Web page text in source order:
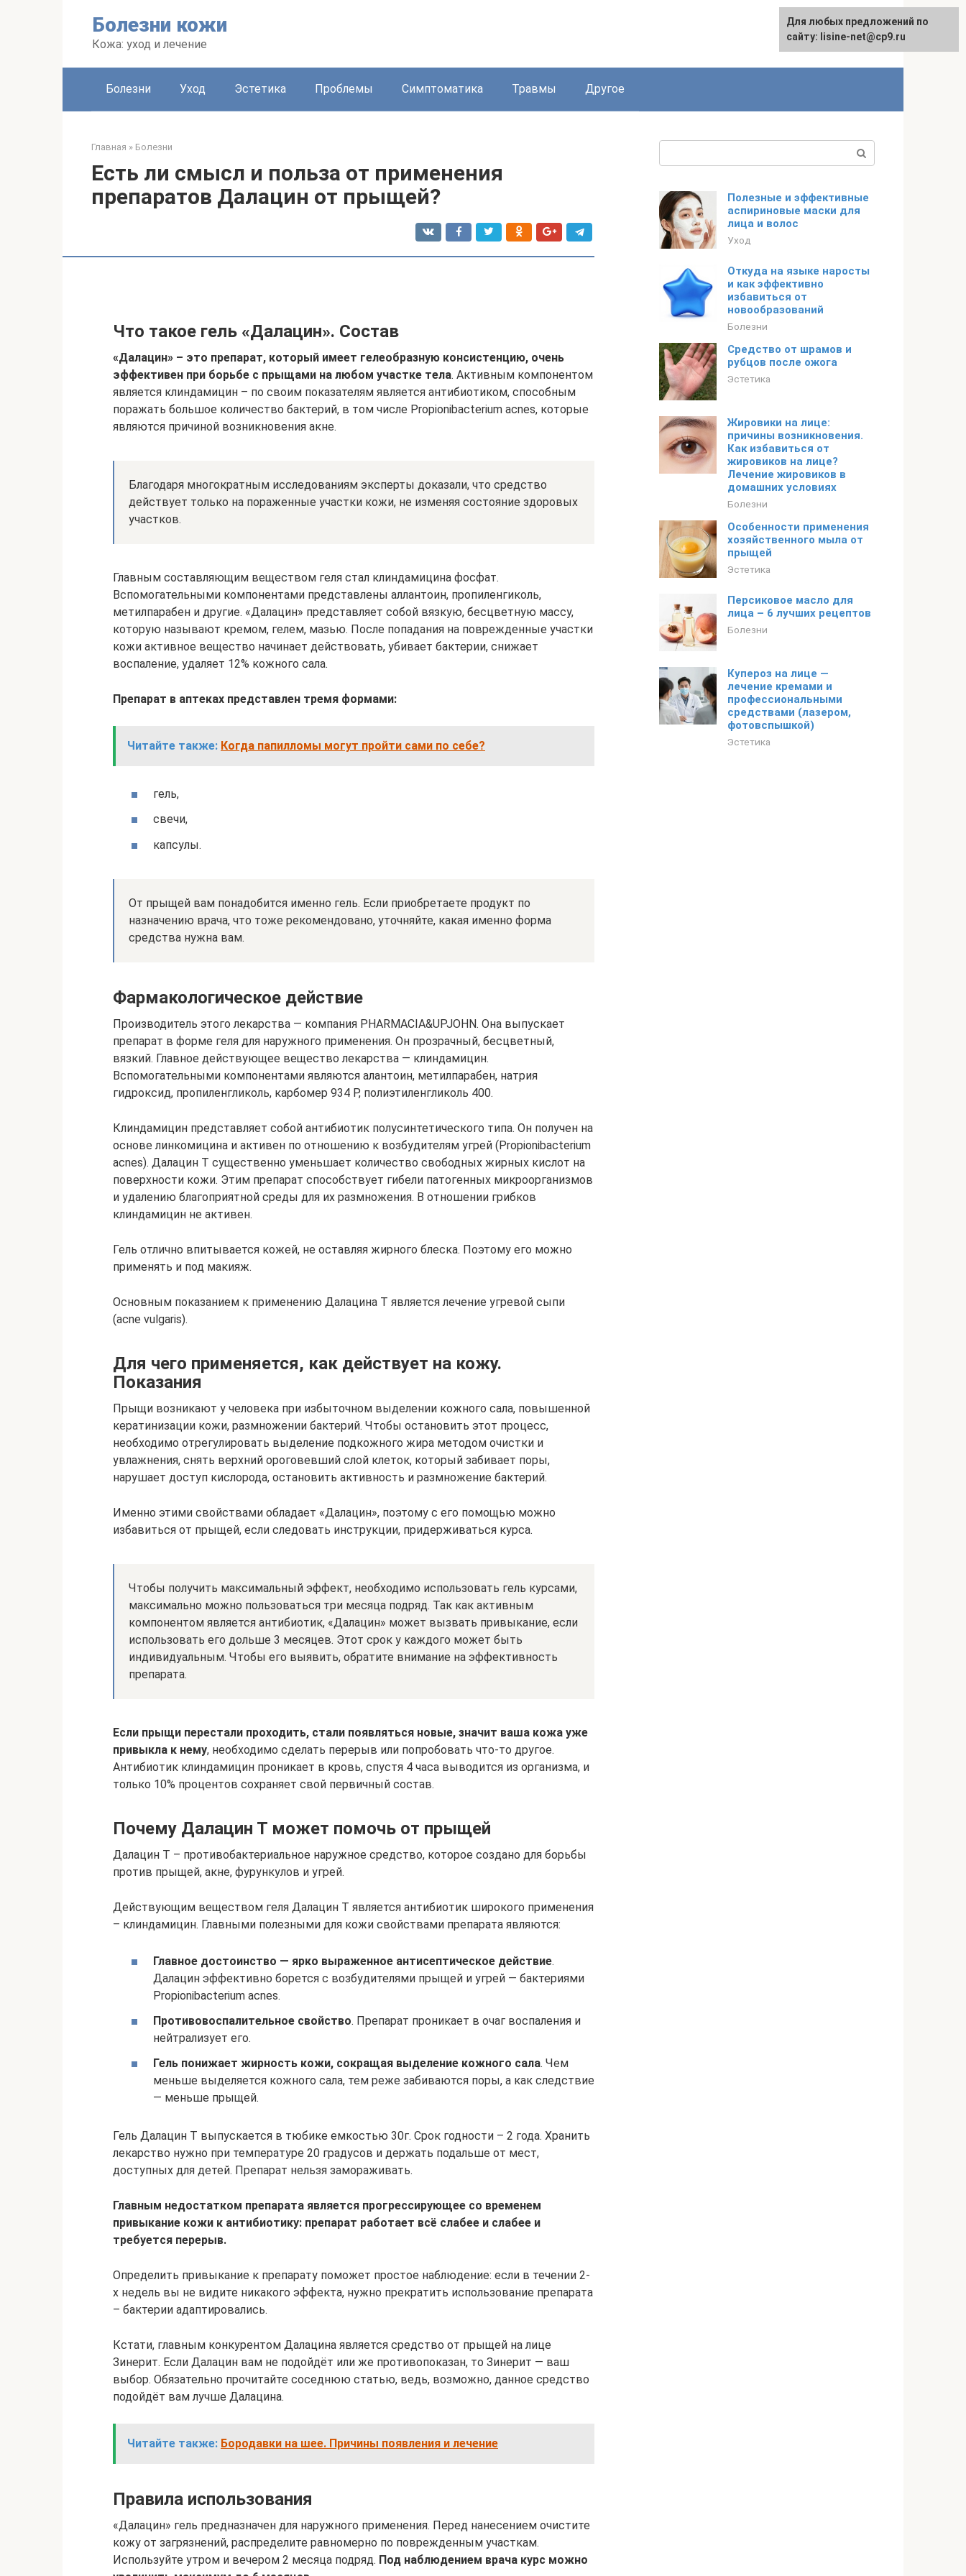
Болезни кожи
Кожа: уход и лечение
Болезни Уход Эстетика Проблемы Симптоматика Травмы Другое
Главная » Болезни
Есть ли смысл и польза от применения
препаратов Далацин от прыщей?
Что такое гель «Далацин». Состав
«Далацин» – это препарат, который имеет гелеобразную консистенцию, очень
эффективен при борьбе с прыщами на любом участке тела. Активным компонентом
является клиндамицин – по своим показателям является антибиотиком, способным
поражать большое количество бактерий, в том числе Propionibacterium acnes, которые
являются причиной возникновения акне.
Благодаря многократным исследованиям эксперты доказали, что средство
действует только на пораженные участки кожи, не изменяя состояние здоровых
участков.
Главным составляющим веществом геля стал клиндамицина фосфат.
Вспомогательными компонентами представлены аллантоин, пропиленгиколь,
метилпарабен и другие. «Далацин» представляет собой вязкую, бесцветную массу,
которую называют кремом, гелем, мазью. После попадания на поврежденные участки
кожи активное вещество начинает действовать, убивает бактерии, снижает
воспаление, удаляет 12% кожного сала.
Препарат в аптеках представлен тремя формами:
Читайте также: Когда папилломы могут пройти сами по себе?
гель,
свечи,
капсулы.
От прыщей вам понадобится именно гель. Если приобретаете продукт по
назначению врача, что тоже рекомендовано, уточняйте, какая именно форма
средства нужна вам.
Фармакологическое действие
Производитель этого лекарства — компания PHARMACIA&UPJOHN. Она выпускает
препарат в форме геля для наружного применения. Он прозрачный, бесцветный,
вязкий. Главное действующее вещество лекарства — клиндамицин.
Вспомогательными компонентами являются алантоин, метилпарабен, натрия
гидроксид, пропиленгликоль, карбомер 934 Р, полиэтиленгликоль 400.
Клиндамицин представляет собой антибиотик полусинтетического типа. Он получен на
основе линкомицина и активен по отношению к возбудителям угрей (Propionibacterium
acnes). Далацин Т существенно уменьшает количество свободных жирных кислот на
поверхности кожи. Этим препарат способствует гибели патогенных микроорганизмов
и удалению благоприятной среды для их размножения. В отношении грибков
клиндамицин не активен.
Гель отлично впитывается кожей, не оставляя жирного блеска. Поэтому его можно
применять и под макияж.
Основным показанием к применению Далацина Т является лечение угревой сыпи
(acne vulgaris).
Для чего применяется, как действует на кожу.
Показания
Прыщи возникают у человека при избыточном выделении кожного сала, повышенной
кератинизации кожи, размножении бактерий. Чтобы остановить этот процесс,
необходимо отрегулировать выделение подкожного жира методом очистки и
увлажнения, снять верхний ороговевший слой клеток, который забивает поры,
нарушает доступ кислорода, остановить активность и размножение бактерий.
Именно этими свойствами обладает «Далацин», поэтому с его помощью можно
избавиться от прыщей, если следовать инструкции, придерживаться курса.
Чтобы получить максимальный эффект, необходимо использовать гель курсами,
максимально можно пользоваться три месяца подряд. Так как активным
компонентом является антибиотик, «Далацин» может вызвать привыкание, если
использовать его дольше 3 месяцев. Этот срок у каждого может быть
индивидуальным. Чтобы его выявить, обратите внимание на эффективность
препарата.
Если прыщи перестали проходить, стали появляться новые, значит ваша кожа уже
привыкла к нему, необходимо сделать перерыв или попробовать что-то другое.
Антибиотик клиндамицин проникает в кровь, спустя 4 часа выводится из организма, и
только 10% процентов сохраняет свой первичный состав.
Почему Далацин Т может помочь от прыщей
Далацин Т – противобактериальное наружное средство, которое создано для борьбы
против прыщей, акне, фурункулов и угрей.
Действующим веществом геля Далацин Т является антибиотик широкого применения
– клиндамицин. Главными полезными для кожи свойствами препарата являются:
Главное достоинство — ярко выраженное антисептическое действие.
Далацин эффективно борется с возбудителями прыщей и угрей — бактериями
Propionibacterium acnes.
Противовоспалительное свойство. Препарат проникает в очаг воспаления и
нейтрализует его.
Гель понижает жирность кожи, сокращая выделение кожного сала. Чем
меньше выделяется кожного сала, тем реже забиваются поры, а как следствие
— меньше прыщей.
Гель Далацин Т выпускается в тюбике емкостью 30г. Срок годности – 2 года. Хранить
лекарство нужно при температуре 20 градусов и держать подальше от мест,
доступных для детей. Препарат нельзя замораживать.
Главным недостатком препарата является прогрессирующее со временем
привыкание кожи к антибиотику: препарат работает всё слабее и слабее и
требуется перерыв.
Определить привыкание к препарату поможет простое наблюдение: если в течении 2-
х недель вы не видите никакого эффекта, нужно прекратить использование препарата
– бактерии адаптировались.
Кстати, главным конкурентом Далацина является средство от прыщей на лице
Зинерит. Если Далацин вам не подойдёт или же противопоказан, то Зинерит — ваш
выбор. Обязательно прочитайте соседнюю статью, ведь, возможно, данное средство
подойдёт вам лучше Далацина.
Читайте также: Бородавки на шее. Причины появления и лечение
Правила использования
«Далацин» гель предназначен для наружного применения. Перед нанесением очистите
кожу от загрязнений, распределите равномерно по поврежденным участкам.
Используйте утром и вечером 2 месяца подряд. Под наблюдением врача курс можно
Полезные и эффективные
аспириновые маски для
лица и волос
Уход
Откуда на языке наросты
и как эффективно
избавиться от
новообразований
Болезни
Средство от шрамов и
рубцов после ожога
Эстетика
Жировики на лице:
причины возникновения.
Как избавиться от
жировиков на лице?
Лечение жировиков в
домашних условиях
Болезни
Особенности применения
хозяйственного мыла от
прыщей
Эстетика
Персиковое масло для
лица – 6 лучших рецептов
Болезни
Купероз на лице —
лечение кремами и
профессиональными
средствами (лазером,
фотовспышкой)
Эстетика
Для любых предложений по
сайту: lisine-net@cp9.ru